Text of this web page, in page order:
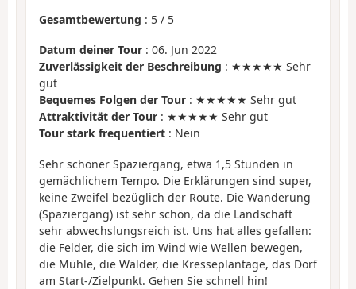
Gesamtbewertung : 5 / 5
Datum deiner Tour : 06. Jun 2022
Zuverlässigkeit der Beschreibung : ★★★★★ Sehr
gut
Bequemes Folgen der Tour : ★★★★★ Sehr gut
Attraktivität der Tour : ★★★★★ Sehr gut
Tour stark frequentiert : Nein
Sehr schöner Spaziergang, etwa 1,5 Stunden in
gemächlichem Tempo. Die Erklärungen sind super,
keine Zweifel bezüglich der Route. Die Wanderung
(Spaziergang) ist sehr schön, da die Landschaft
sehr abwechslungsreich ist. Uns hat alles gefallen:
die Felder, die sich im Wind wie Wellen bewegen,
die Mühle, die Wälder, die Kresseplantage, das Dorf
am Start-/Zielpunkt. Gehen Sie schnell hin!